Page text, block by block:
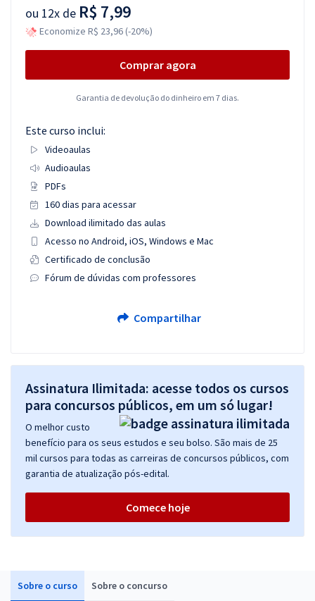
Sobre o curso Sobre o concurso
ou 12x de R$ 7,99
Economize R$ 23,96 (-20%)
Comprar agora
Garantia de devolução do dinheiro em 7 dias.
Este curso inclui:
Videoaulas
Audioaulas
PDFs
160 dias para acessar
Download ilimitado das aulas
Acesso no Android, iOS, Windows e Mac
Certificado de conclusão
Fórum de dúvidas com professores
Compartilhar
Assinatura Ilimitada: acesse todos os cursos
para concursos públicos, em um só lugar!
O melhor custo
benefício para os seus estudos e seu bolso. São mais de 25
mil cursos para todas as carreiras de concursos públicos, com
garantia de atualização pós-edital.
Comece hoje